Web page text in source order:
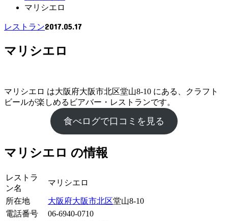
マリシエロ
レストラン2017.05.17
マリシエロ
マリシエロ は大阪府大阪市北区堂山8-10 にある、クラフト
ビールが楽しめるビアバー・レストランです。
食べログで口コミを見る
マリシエロ の情報
レストラ
ン名
マリシエロ
所在地 大阪府大阪市北区堂山8-10
電話番号
06-6940-0710